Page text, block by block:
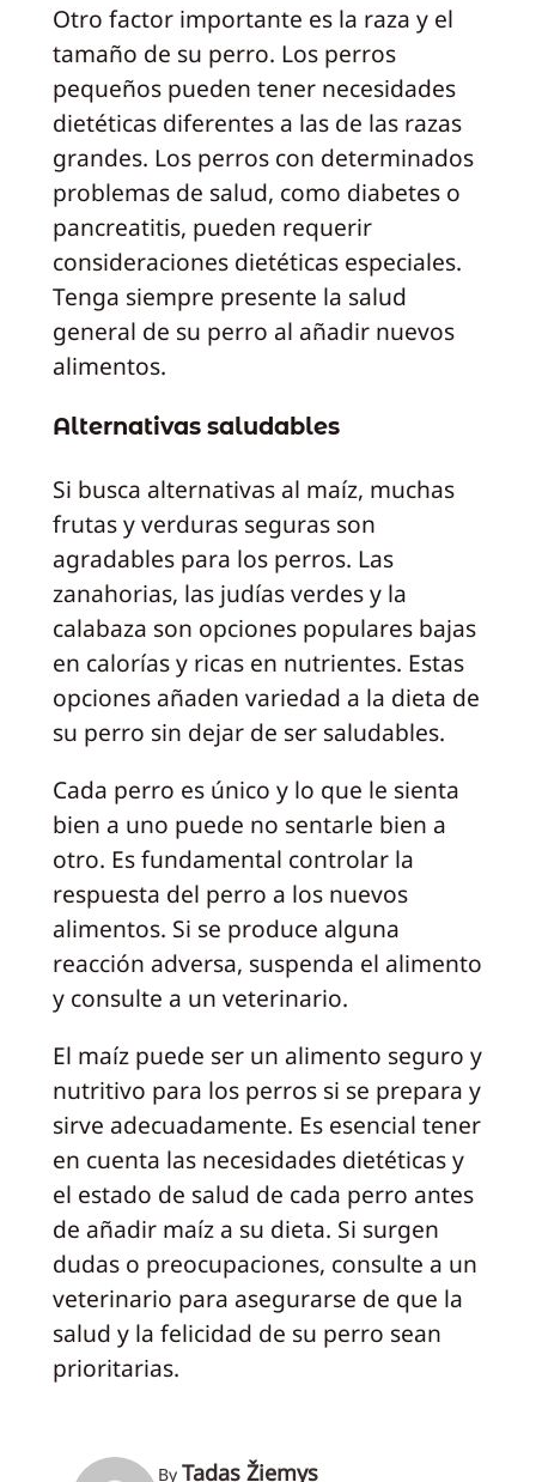
Otro factor importante es la raza y el
tamaño de su perro. Los perros
pequeños pueden tener necesidades
dietéticas diferentes a las de las razas
grandes. Los perros con determinados
problemas de salud, como diabetes o
pancreatitis, pueden requerir
consideraciones dietéticas especiales.
Tenga siempre presente la salud
general de su perro al añadir nuevos
alimentos.
Alternativas saludables
Si busca alternativas al maíz, muchas
frutas y verduras seguras son
agradables para los perros. Las
zanahorias, las judías verdes y la
calabaza son opciones populares bajas
en calorías y ricas en nutrientes. Estas
opciones añaden variedad a la dieta de
su perro sin dejar de ser saludables.
Cada perro es único y lo que le sienta
bien a uno puede no sentarle bien a
otro. Es fundamental controlar la
respuesta del perro a los nuevos
alimentos. Si se produce alguna
reacción adversa, suspenda el alimento
y consulte a un veterinario.
El maíz puede ser un alimento seguro y
nutritivo para los perros si se prepara y
sirve adecuadamente. Es esencial tener
en cuenta las necesidades dietéticas y
el estado de salud de cada perro antes
de añadir maíz a su dieta. Si surgen
dudas o preocupaciones, consulte a un
veterinario para asegurarse de que la
salud y la felicidad de su perro sean
prioritarias.
By Tadas Žiemys